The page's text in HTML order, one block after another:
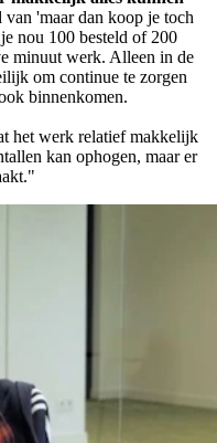
'maar dan koop je toch
nou 100 besteld of 200
minuut werk. Alleen in de
om continue te zorgen
binnenkomen.
het werk relatief makkelijk
kan ophogen, maar er